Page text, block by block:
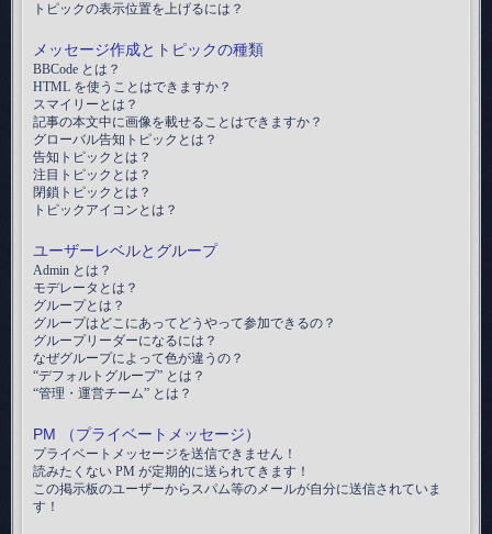
トピックの表示位置を上げるには？
メッセージ作成とトピックの種類
BBCode とは？
HTML を使うことはできますか？
スマイリーとは？
記事の本文中に画像を載せることはできますか？
グローバル告知トピックとは？
告知トピックとは？
注目トピックとは？
閉鎖トピックとは？
トピックアイコンとは？
ユーザーレベルとグループ
Admin とは？
モデレータとは？
グループとは？
グループはどこにあってどうやって参加できるの？
グループリーダーになるには？
なぜグループによって色が違うの？
“デフォルトグループ” とは？
“管理・運営チーム” とは？
PM （プライベートメッセージ）
プライベートメッセージを送信できません！
読みたくない PM が定期的に送られてきます！
この掲示板のユーザーからスパム等のメールが自分に送信されていま
す！